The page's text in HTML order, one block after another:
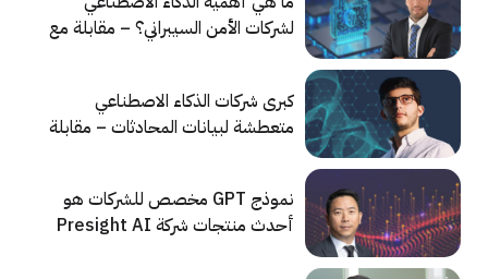
لشركات الأمن السيبراني؟ – مقابلة مع
كبرى شركات الذكاء الاصطناعي
متعطشة لبيانات المحادثات – مقابلة
نموذج GPT مخصص للشركات هو
أحدث منتجات شركة Presight AI